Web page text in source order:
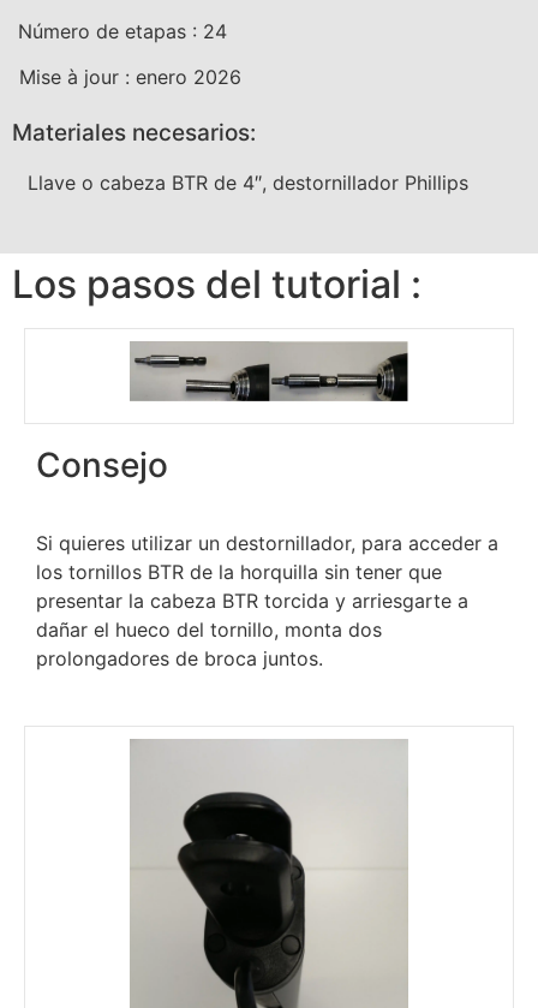
Número de etapas : 24
Mise à jour : enero 2026
Materiales necesarios:
Llave o cabeza BTR de 4″, destornillador Phillips
Los pasos del tutorial :
Consejo
Si quieres utilizar un destornillador, para acceder a
los tornillos BTR de la horquilla sin tener que
presentar la cabeza BTR torcida y arriesgarte a
dañar el hueco del tornillo, monta dos
prolongadores de broca juntos.